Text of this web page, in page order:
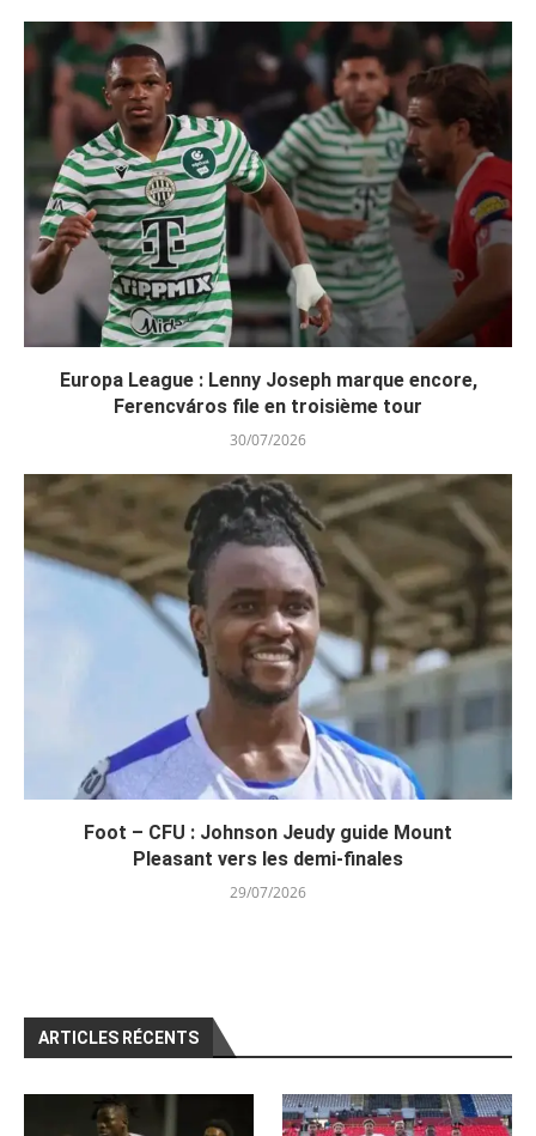
Europa League : Lenny Joseph marque encore,
Ferencváros file en troisième tour
30/07/2026
Foot – CFU : Johnson Jeudy guide Mount
Pleasant vers les demi-finales
29/07/2026
ARTICLES RÉCENTS